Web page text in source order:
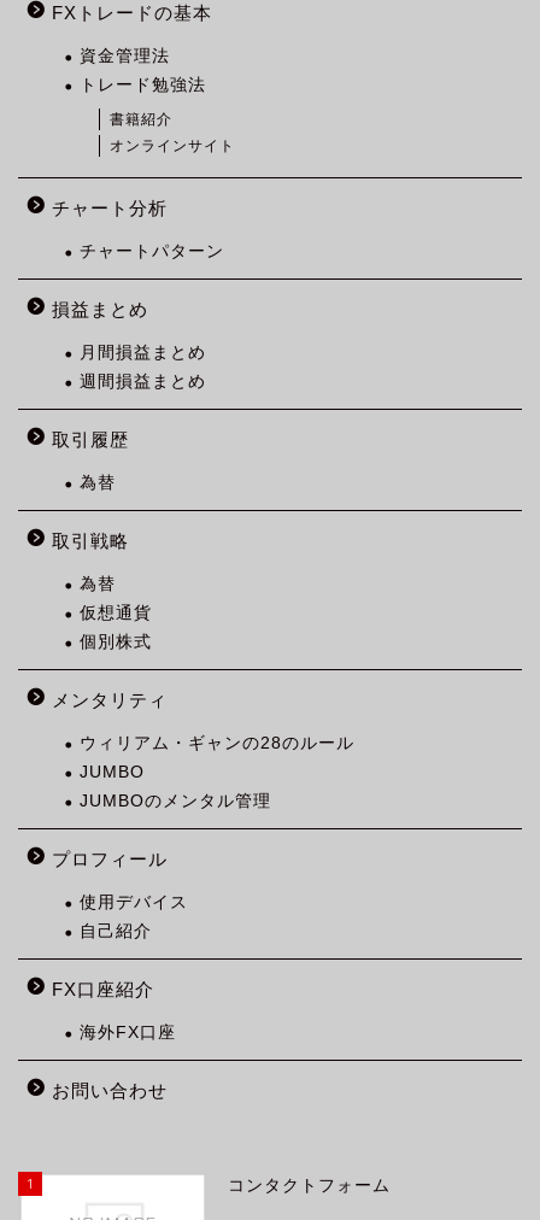
FXトレードの基本
資金管理法
トレード勉強法
書籍紹介
オンラインサイト
チャート分析
チャートパターン
損益まとめ
月間損益まとめ
週間損益まとめ
取引履歴
為替
取引戦略
為替
仮想通貨
個別株式
メンタリティ
ウィリアム・ギャンの28のルール
JUMBO
JUMBOのメンタル管理
プロフィール
使用デバイス
自己紹介
FX口座紹介
海外FX口座
お問い合わせ
1 コンタクトフォーム